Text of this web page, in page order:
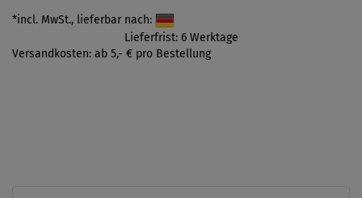
*incl. MwSt., lieferbar nach:
Lieferfrist: 6 Werktage
Versandkosten: ab 5,- € pro Bestellung